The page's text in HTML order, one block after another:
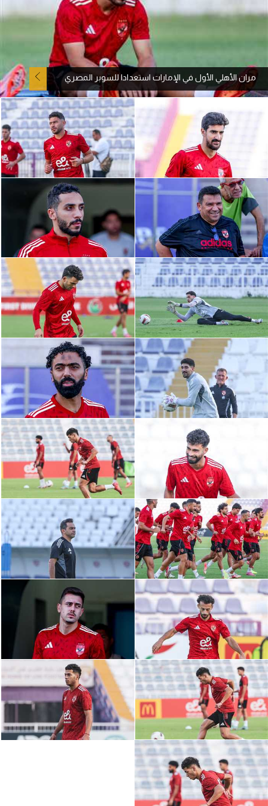
آراء حرة
بطولات
أمريكا 2026
الدوري المصري
الدوري الإنجليزي الممتاز
الدوري الإسباني
الدوري الإيطالي
الدوري الألماني
الدوري الفرنسي
الدوري السعودي للمحترفين
دوري أبطال أوروبا
دوري أبطال إفريقيا
كل البطولات
أقسام
الكرة المصرية
الدوري المصري
الكرة الأوروبية
الكرة الإفريقية
منتخب مصر
سعودي في الجول
الدوري الإنجليزي
الدوري الإسباني
دوري أبطال أوروبا
القسم الثاني
رياضات أخرى
أمم إفريقيا
كرة السلة الأمريكية
كرة سلة
كرة يد
كرة طائرة
مران الأهلي الأول في الإمارات استعدادا للسوبر المصري